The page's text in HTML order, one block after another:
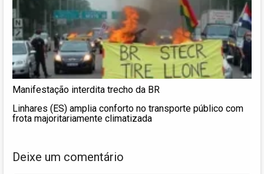
Manifestação interdita trecho da BR
Linhares (ES) amplia conforto no transporte público com
frota majoritariamente climatizada
Deixe um comentário